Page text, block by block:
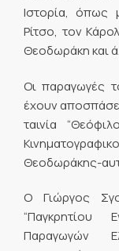
Ιστορία, όπως
Ρίτσο, τον
Θεοδωράκη και
Οι παραγωγές
έχουν
ταινία
Θεοδωράκης-
Ο Γιώργος
Παραγωγών